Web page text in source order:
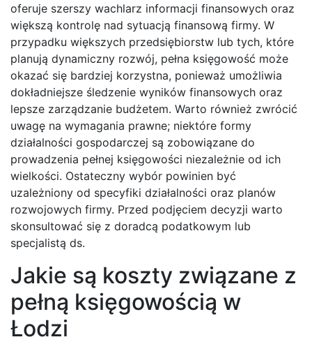
oferuje szerszy wachlarz informacji finansowych oraz
większą kontrolę nad sytuacją finansową firmy. W
przypadku większych przedsiębiorstw lub tych, które
planują dynamiczny rozwój, pełna księgowość może
okazać się bardziej korzystna, ponieważ umożliwia
dokładniejsze śledzenie wyników finansowych oraz
lepsze zarządzanie budżetem. Warto również zwrócić
uwagę na wymagania prawne; niektóre formy
działalności gospodarczej są zobowiązane do
prowadzenia pełnej księgowości niezależnie od ich
wielkości. Ostateczny wybór powinien być
uzależniony od specyfiki działalności oraz planów
rozwojowych firmy. Przed podjęciem decyzji warto
skonsultować się z doradcą podatkowym lub
specjalistą ds.
Jakie są koszty związane z
pełną księgowością w
Łodzi